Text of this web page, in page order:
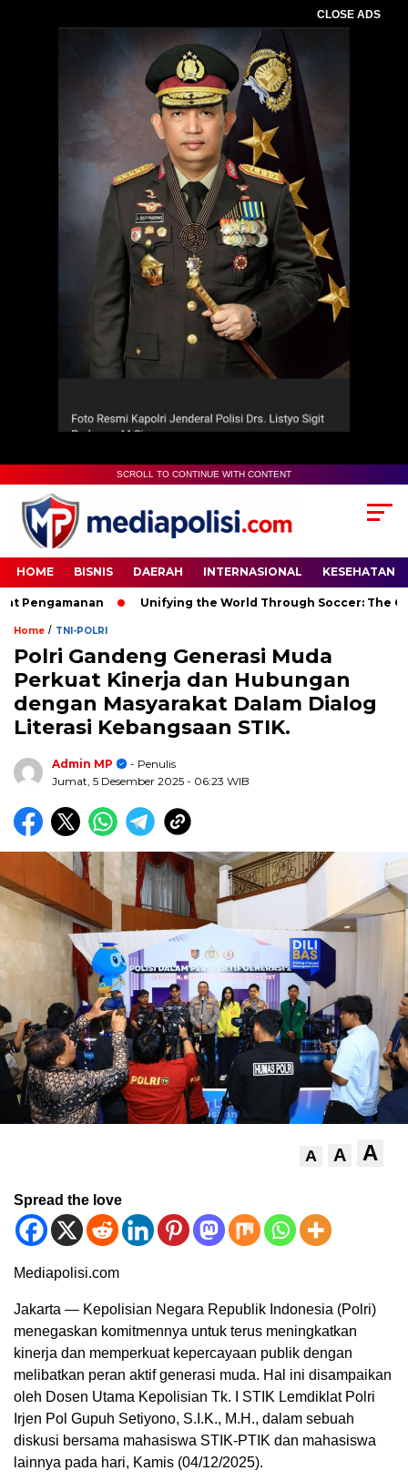
CLOSE ADS
SCROLL TO CONTINUE WITH CONTENT
HOME BISNIS DAERAH INTERNASIONAL KESEHATAN
Unifying the World Through Soccer: The
Home / TNI-POLRI
Polri Gandeng Generasi Muda
Perkuat Kinerja dan Hubungan
dengan Masyarakat Dalam Dialog
Literasi Kebangsaan STIK.
Admin MP
- Penulis
Jumat, 5 Desember 2025 - 06:23 WIB
A A A
Spread the love
Mediapolisi.com
Jakarta — Kepolisian Negara Republik Indonesia (Polri)
menegaskan komitmennya untuk terus meningkatkan
kinerja dan memperkuat kepercayaan publik dengan
melibatkan peran aktif generasi muda. Hal ini disampaikan
oleh Dosen Utama Kepolisian Tk. I STIK Lemdiklat Polri
Irjen Pol Gupuh Setiyono, S.I.K., M.H., dalam sebuah
diskusi bersama mahasiswa STIK-PTIK dan mahasiswa
lainnya pada hari, Kamis (04/12/2025).